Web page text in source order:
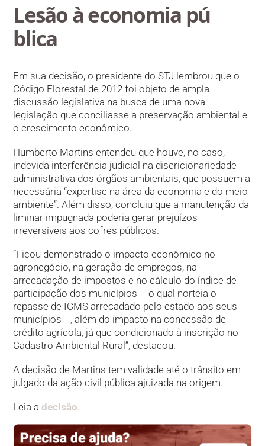
Lesão à economia pú​
blica
Em sua decisão, o presidente do STJ lembrou que o
Código Florestal de 2012 foi objeto de ampla
discussão legislativa na busca de uma nova
legislação que conciliasse a preservação ambiental e
o crescimento econômico.
Humberto Martins entendeu que houve, no caso,
indevida interferência judicial na discricionariedade
administrativa dos órgãos ambientais, que possuem a
necessária “expertise na área da economia e do meio
ambiente”. Além disso, concluiu que a manutenção da
liminar impugnada poderia gerar prejuízos
irreversíveis aos cofres públicos.
“Ficou demonstrado o impacto econômico no
agronegócio, na geração de empregos, na
arrecadação de impostos e no cálculo do índice de
participação dos municípios – o qual norteia o
repasse de ICMS arrecadado pelo estado aos seus
municípios –, além do impacto na concessão de
crédito agrícola, já que condicionado à inscrição no
Cadastro Ambiental Rural”, destacou.
A decisão de Martins tem validade até o trânsito em
julgado da ação civil pública ajuizada na origem.
Leia a decisão.